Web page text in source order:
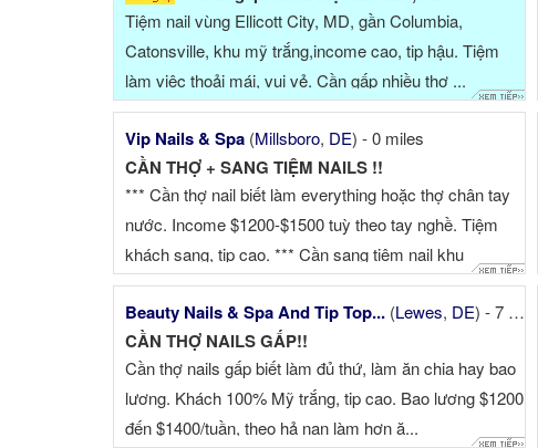
Tiệm nail vùng Ellicott City, MD, gần Columbia,
Catonsville, khu mỹ trắng,income cao, tip hậu. Tiệm
làm việc thoải mái, vui vẻ. Cần gấp nhiều thợ ...
Vip Nails & Spa (Millsboro, DE) - 0 miles
CẦN THỢ + SANG TIỆM NAILS !!
*** Cần thợ nail biết làm everything hoặc thợ chân tay
nước. Income $1200-$1500 tuỳ theo tay nghề. Tiệm
khách sang, tip cao. *** Cần sang tiệm nail khu
Millsboro, Delaware. Tiệ...
Beauty Nails & Spa And Tip Top... (Lewes, DE) - 7 miles
CẦN THỢ NAILS GẤP!!
Cần thợ nails gấp biết làm đủ thứ, làm ăn chia hay bao
lương. Khách 100% Mỹ trắng, tip cao. Bao lương $1200
đến $1400/tuần, theo hả nạn làm hơn ă...